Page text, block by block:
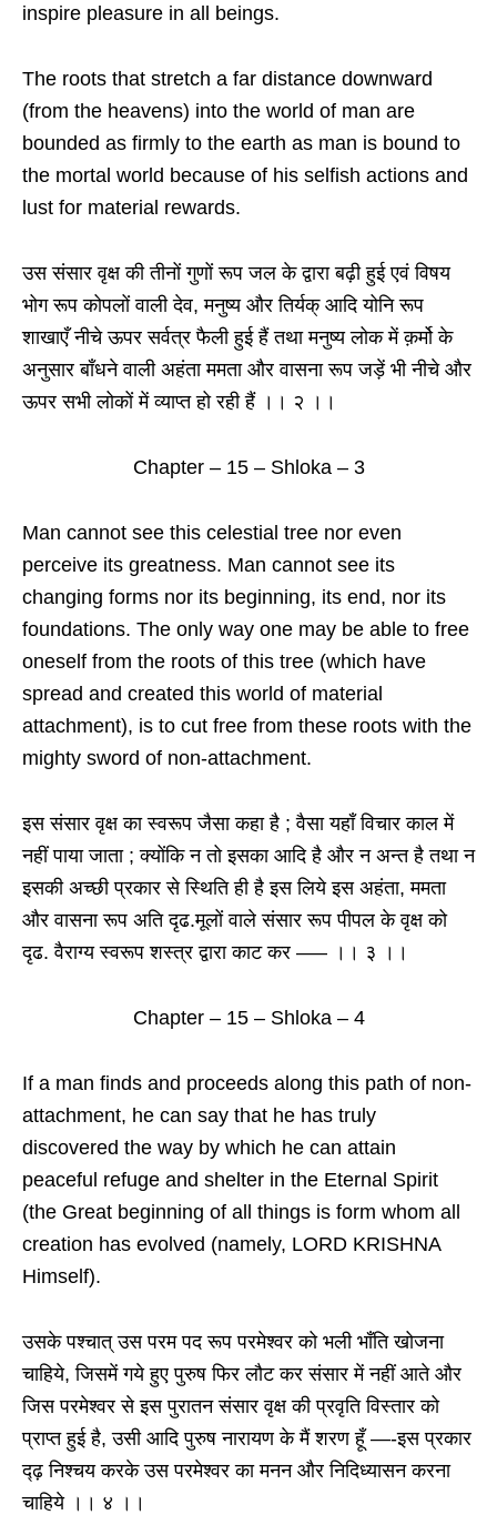
inspire pleasure in all beings.
The roots that stretch a far distance downward
(from the heavens) into the world of man are
bounded as firmly to the earth as man is bound to
the mortal world because of his selfish actions and
lust for material rewards.
उस संसार वृक्ष की तीनों गुणों रूप जल के द्वारा बढ़ी हुई एवं विषय
भोग रूप कोपलों वाली देव, मनुष्य और तिर्यक् आदि योनि रूप
शाखाएँ नीचे ऊपर सर्वत्र फैली हुई हैं तथा मनुष्य लोक में क़र्मो के
अनुसार बाँधने वाली अहंता ममता और वासना रूप जड़ें भी नीचे और
ऊपर सभी लोकों में व्याप्त हो रही हैं ।। २ ।।
Chapter – 15 – Shloka – 3
Man cannot see this celestial tree nor even
perceive its greatness. Man cannot see its
changing forms nor its beginning, its end, nor its
foundations. The only way one may be able to free
oneself from the roots of this tree (which have
spread and created this world of material
attachment), is to cut free from these roots with the
mighty sword of non-attachment.
इस संसार वृक्ष का स्वरूप जैसा कहा है ; वैसा यहाँ विचार काल में
नहीं पाया जाता ; क्योंकि न तो इसका आदि है और न अन्त है तथा न
इसकी अच्छी प्रकार से स्थिति ही है इस लिये इस अहंता, ममता
और वासना रूप अति दृढ.मूलों वाले संसार रूप पीपल के वृक्ष को
दृढ. वैराग्य स्वरूप शस्त्र द्वारा काट कर —– ।। ३ ।।
Chapter – 15 – Shloka – 4
If a man finds and proceeds along this path of non-
attachment, he can say that he has truly
discovered the way by which he can attain
peaceful refuge and shelter in the Eternal Spirit
(the Great beginning of all things is form whom all
creation has evolved (namely, LORD KRISHNA
Himself).
उसके पश्चात् उस परम पद रूप परमेश्वर को भली भाँति खोजना
चाहिये, जिसमें गये हुए पुरुष फिर लौट कर संसार में नहीं आते और
जिस परमेश्वर से इस पुरातन संसार वृक्ष की प्रवृति विस्तार को
प्राप्त हुई है, उसी आदि पुरुष नारायण के मैं शरण हूँ —-इस प्रकार
द्ढ़ निश्चय करके उस परमेश्वर का मनन और निदिध्यासन करना
चाहिये ।। ४ ।।